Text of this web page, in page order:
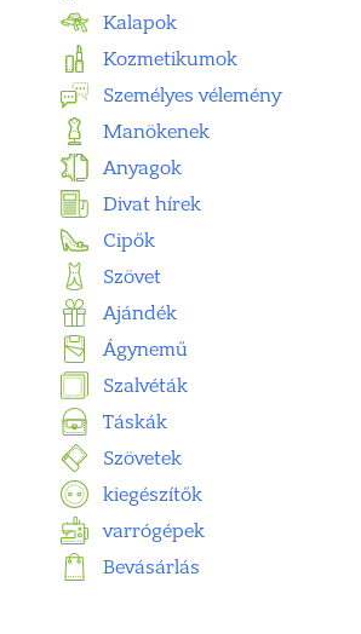
Kalapok
Kozmetikumok
Személyes vélemény
Manökenek
Anyagok
Divat hírek
Cipők
Szövet
Ajándék
Ágynemű
Szalvéták
Táskák
Szövetek
kiegészítők
varrógépek
Bevásárlás